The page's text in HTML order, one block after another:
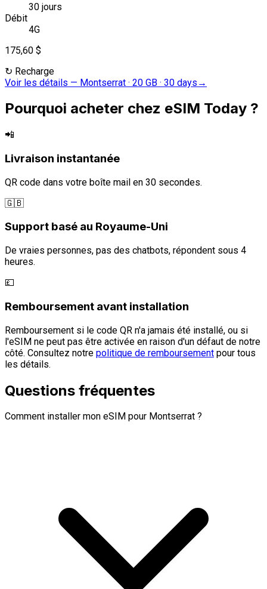
30 jours
Débit
4G
175,60 $
↻ Recharge
Voir les détails — Montserrat · 20 GB · 30 days →
Pourquoi acheter chez eSIM Today ?
📲
Livraison instantanée
QR code dans votre boîte mail en 30 secondes.
🇬🇧
Support basé au Royaume-Uni
De vraies personnes, pas des chatbots, répondent sous 4
heures.
💷
Remboursement avant installation
Remboursement si le code QR n'a jamais été installé, ou si
l'eSIM ne peut pas être activée en raison d'un défaut de notre
côté. Consultez notre politique de remboursement pour tous
les détails.
Questions fréquentes
Comment installer mon eSIM pour Montserrat ?